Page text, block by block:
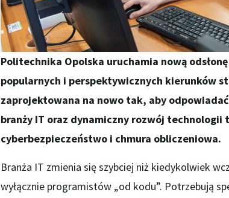
Politechnika Opolska uruchamia nową
popularnych i perspektywicznych kierunków
zaprojektowana na nowo tak, aby
branży IT oraz dynamiczny rozwój
cyberbezpieczeństwo i chmura obliczeniowa.
Branża IT zmienia się szybciej niż kiedykolwiek
wyłącznie programistów „od kodu”. Potrzebują